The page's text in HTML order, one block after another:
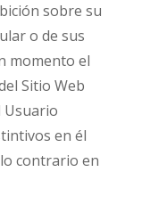
sobre su
o de sus
momento el
Sitio Web
Usuario
en él
contrario en